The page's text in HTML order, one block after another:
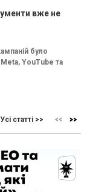
вже не
було
YouTube та
Усі статті >>